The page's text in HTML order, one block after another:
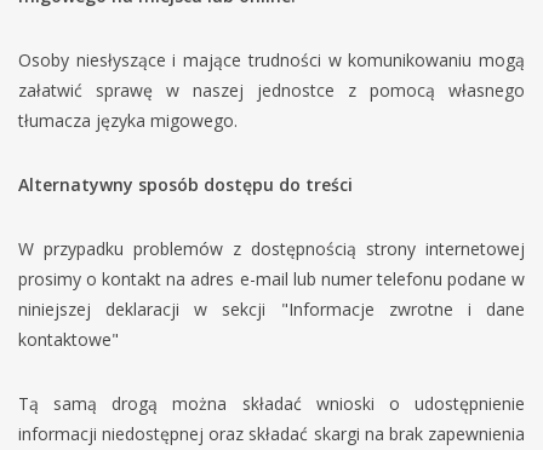
Osoby niesłyszące i mające trudności w komunikowaniu mogą
załatwić sprawę w naszej jednostce z pomocą własnego
tłumacza języka migowego.
Alternatywny sposób dostępu do treści
W przypadku problemów z dostępnością strony internetowej
prosimy o kontakt na adres e-mail lub numer telefonu podane w
niniejszej deklaracji w sekcji "Informacje zwrotne i dane
kontaktowe"
Tą samą drogą można składać wnioski o udostępnienie
informacji niedostępnej oraz składać skargi na brak zapewnienia